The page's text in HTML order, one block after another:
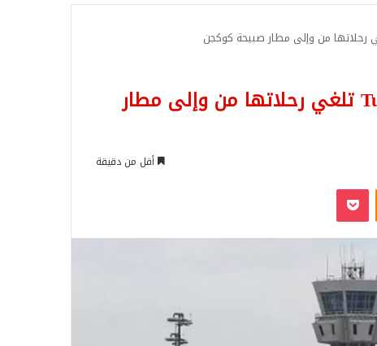
الخطوط الجوية التركية Turkish Airlines تلغي رحلاتها من وإلى مطار
أقل من دقيقة
Odnoklassniki
‫Pocket